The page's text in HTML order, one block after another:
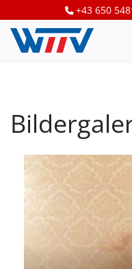
+43 650